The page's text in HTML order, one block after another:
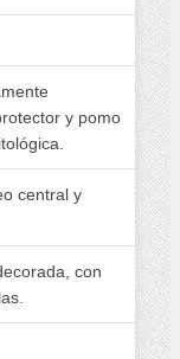
y pomo
central y
con